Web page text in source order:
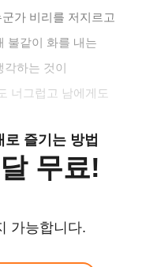
가 비리를 저지르고
불같이 화를 내는
하는 것이
너그럽고 남에게도
즐기는 방법
무료!
가능합니다.